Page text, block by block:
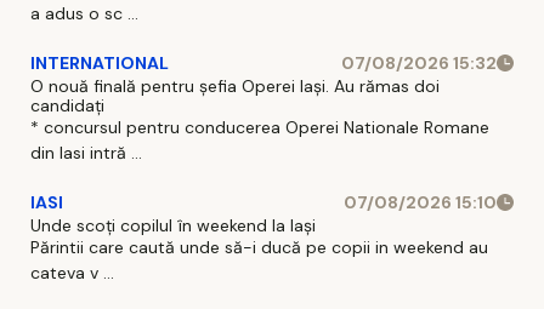
a adus o sc ...
INTERNATIONAL
07/08/2026 15:32
O nouă finală pentru șefia Operei Iași. Au rămas doi
candidați
* concursul pentru conducerea Operei Nationale Romane
din Iasi intră ...
IASI
07/08/2026 15:10
Unde scoți copilul în weekend la Iași
Părintii care caută unde să-i ducă pe copii in weekend au
cateva v ...